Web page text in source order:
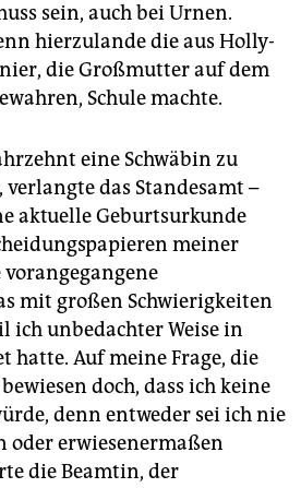
sein, auch bei Urnen.
hierzulande die aus Holly­
die Großmutter auf dem
Schule machte.
eine Schwäbin zu
das Standesamt –
aktuelle Geburtsurkunde
meiner
vorangegangene
mit großen Schwierigkeiten
ich unbedachter Weise in
hatte. Auf meine Frage, die
doch, dass ich keine
denn entweder sei ich nie
oder erwiesenermaßen
die Beamtin, der